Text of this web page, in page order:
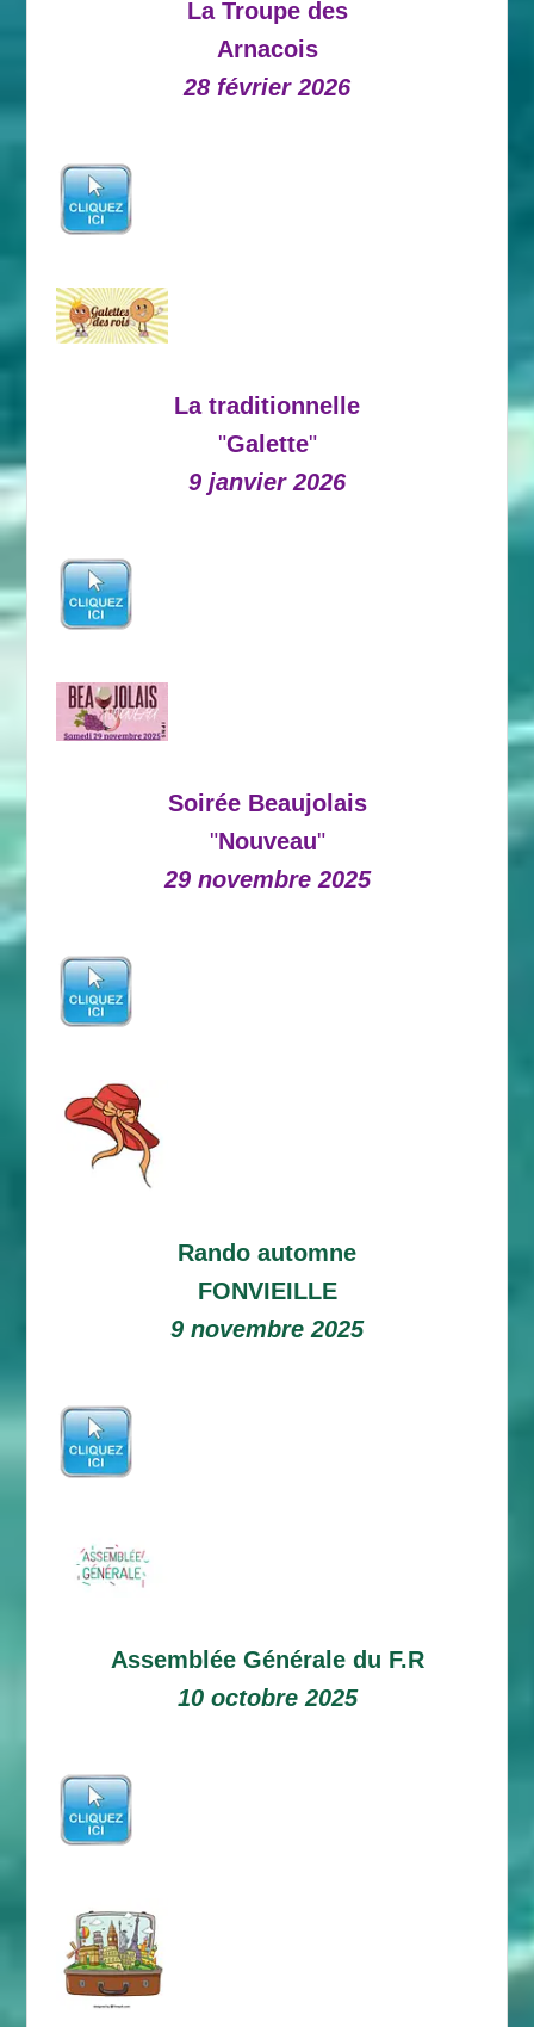
La Troupe des
Arnacois
28 février 2026
La traditionnelle
"Galette"
9 janvier 2026
Soirée Beaujolais
"Nouveau"
29 novembre 2025
Rando automne
FONVIEILLE
9 novembre 2025
Assemblée Générale du F.R
10 octobre 2025